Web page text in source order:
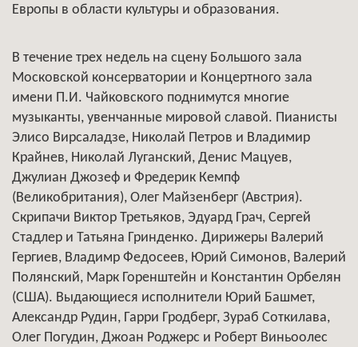
Европы в области культуры и образования.
В течение трех недель на сцену Большого зала
Московской консерватории и Концертного зала
имени П.И. Чайковского поднимутся многие
музыканты, увенчанные мировой славой. Пианисты
Элисо Вирсаладзе, Николай Петров и Владимир
Крайнев, Николай Луганский, Денис Мацуев,
Джулиан Джозеф и Фредерик Кемпф
(Великобритания), Олег Майзенберг (Австрия).
Скрипачи Виктор Третьяков, Эдуард Грач, Сергей
Стадлер и Татьяна Гринденко. Дирижеры Валерий
Гергиев, Владимр Федосеев, Юрий Симонов, Валерий
Полянский, Марк Горенштейн и Константин Орбелян
(США). Выдающиеся исполнители Юрий Башмет,
Александр Рудин, Гарри Гродберг, Зураб Соткилава,
Олег Погудин, Джоан Роджерс и Роберт Виньоолес